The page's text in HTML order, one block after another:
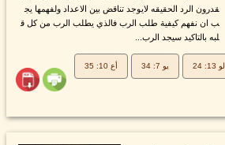
قدرون الرد الحقيقه لايوجد تناقض بين الاعداد ولفهمها يج
ب ان نفهم كيفية طلب الرب فالذي يطلب الرب من كل ق
لبه بالتاكيد سيجد الرب...
لو 13: 24 يو 7: 34 أع 10: 35